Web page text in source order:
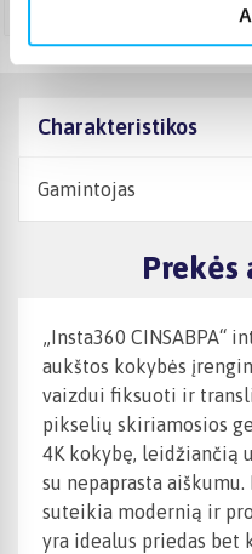
Charakteristikos
Gamintojas
Prekės
„Insta360 CINSABPA“
aukštos kokybės
vaizdui fiksuoti ir
pikselių skiriamosios
4K kokybę, leidžiančią
su nepaprasta
suteikia modernią ir
yra idealus priedas bet